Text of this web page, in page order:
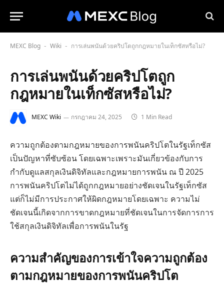
MEXC Blog - Wiki - การเล่นพนันด้วยคริปโตถูกกฎหมายในเท็กซัสหรือไม่?
การเล่นพนันด้วยคริปโตถูก
กฎหมายในเท็กซัสหรือไม่?
MEXC Wiki กรกฎาคม 24, 2025 1 Min Read
ความถูกต้องตามกฎหมายของการพนันคริปโตในรัฐเท็กซัส
เป็นปัญหาที่ซับซ้อน โดยเฉพาะเพราะมันเกี่ยวข้องกับการ
กำกับดูแลสกุลเงินดิจิทัลและกฎหมายการพนัน ณ ปี 2025
การพนันคริปโตไม่ได้ถูกกฎหมายอย่างชัดเจนในรัฐเท็กซัส
แต่ก็ไม่มีการประกาศให้ผิดกฎหมายโดยเฉพาะ ความไม่
ชัดเจนนี้เกิดจากการขาดกฎหมายที่ชัดเจนในการจัดการการ
ใช้สกุลเงินดิจิทัลเพื่อการพนันในรัฐ
ความสำคัญของการเข้าใจความถูกต้อง
ตามกฎหมายของการพนันคริปโต